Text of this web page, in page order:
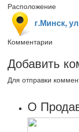
Расположение
г.Минск,
Комментарии
Добавить
Для отправки
О